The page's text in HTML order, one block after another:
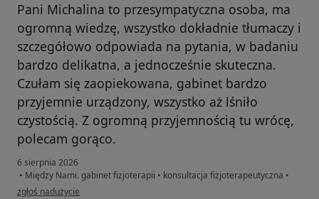
Pani Michalina to przesympatyczna osoba, ma
ogromną wiedzę, wszystko dokładnie tłumaczy i
szczegółowo odpowiada na pytania, w badaniu
bardzo delikatna, a jednocześnie skuteczna.
Czułam się zaopiekowana, gabinet bardzo
przyjemnie urządzony, wszystko aż lśniło
czystością. Z ogromną przyjemnością tu wrócę,
polecam gorąco.
6 sierpnia 2026
• Między Nami. gabinet fizjoterapii • konsultacja fizjoterapeutyczna •
w opinii użytkownika Beata
zgłoś nadużycie